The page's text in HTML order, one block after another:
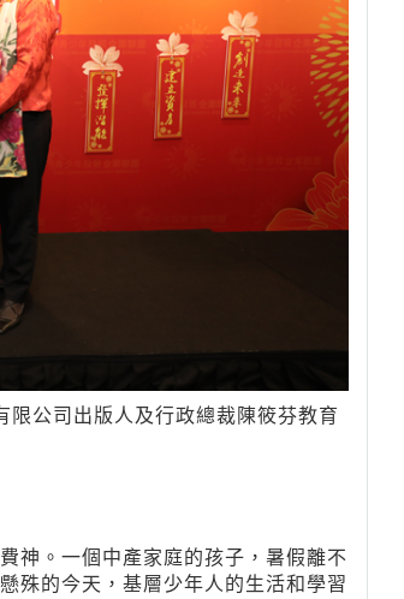
限公司出版人及行政總裁陳筱芬教育
神。一個中產家庭的孩子，暑假離不
殊的今天，基層少年人的生活和學習